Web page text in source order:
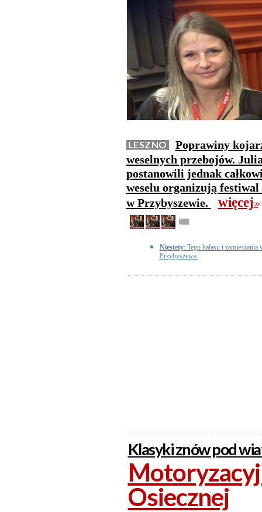
LESZNO
Poprawiny
weselnych przebojów.
postanowili jednak
weselu organizują
w Przybyszewie.
więcej>>
Niestety: Tego hałasu i zamieszania
Przybyszewa.
Klasyki znów pod
Osiecznej